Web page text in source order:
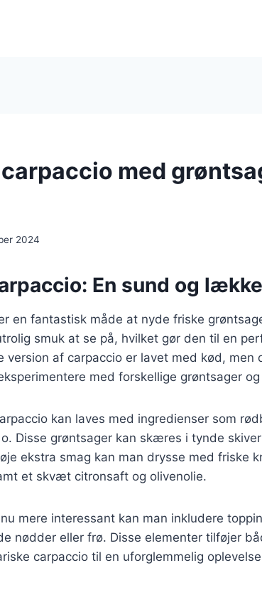
med
2024
En sund og
en fantastisk måde at nyde friske
smuk at se på, hvilket gør den til en
version af carpaccio er lavet med kød, men
med forskellige grøntsager
kan laves med ingredienser som
Disse grøntsager kan skæres i tynde
ekstra smag kan man drysse med friske
et skvæt citronsaft og olivenolie.
mere interessant kan man inkludere
nødder eller frø. Disse elementer tilføjer
carpaccio til en uforglemmelig